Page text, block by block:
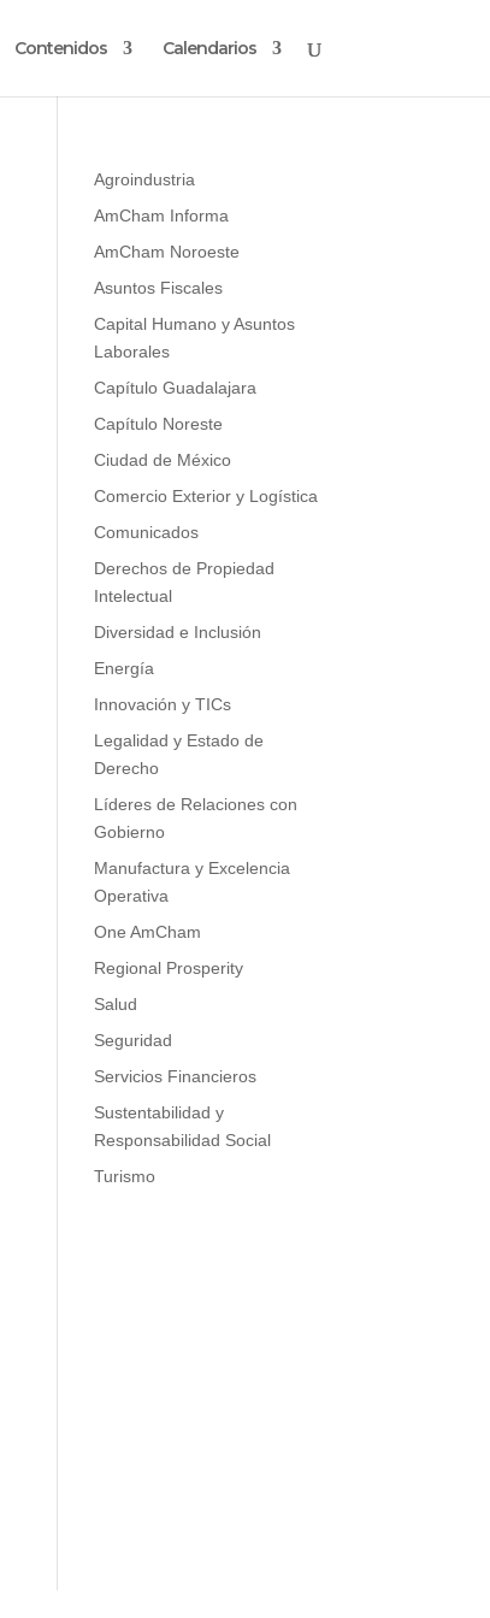
Contenidos Calendarios
Agroindustria
AmCham Informa
AmCham Noroeste
Asuntos Fiscales
Capital Humano y Asuntos
Laborales
Capítulo Guadalajara
Capítulo Noreste
Ciudad de México
Comercio Exterior y Logística
Comunicados
Derechos de Propiedad
Intelectual
Diversidad e Inclusión
Energía
Innovación y TICs
Legalidad y Estado de
Derecho
Líderes de Relaciones con
Gobierno
Manufactura y Excelencia
Operativa
One AmCham
Regional Prosperity
Salud
Seguridad
Servicios Financieros
Sustentabilidad y
Responsabilidad Social
Turismo